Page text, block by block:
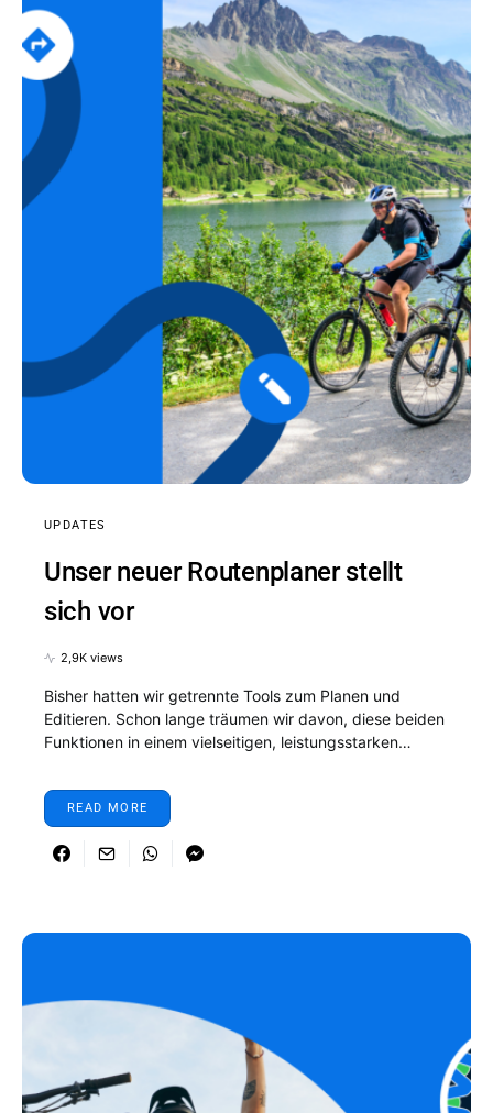
UPDATES
Unser neuer Routenplaner stellt
sich vor
2,9K views
Bisher hatten wir getrennte Tools zum Planen und
Editieren. Schon lange träumen wir davon, diese beiden
Funktionen in einem vielseitigen, leistungsstarken…
READ MORE